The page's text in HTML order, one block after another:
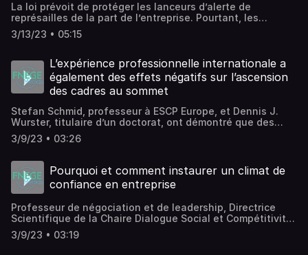
La loi prévoit de protéger les lanceurs d’alerte de
représailles de la part de l’entreprise. Pourtant, les
professionnels préfèrent généralement partager le secret
dans leur espace de proximité : alerter est perçu comme
qualité de leurs relations avec les parties prenantes. Le
lancement d’alerte s’avère délicat mais il est désormais
encadré et protégé par les extensions de la loi Sapin II.
3/13/23 • 05:15
L’expérience professionnelle internationale a
également des effets négatifs sur l’ascension
des cadres au sommet
Stefan Schmid, professeur à ESCP Europe, et Dennis J.
Wurster, titulaire d’un doctorat, ont démontré que des
intérêts contradictoires existent entre les hauts
potentiels qui envisagent une carrière internationale et
repenser les politiques mises en place.
3/9/23 • 03:26
Pourquoi et comment instaurer un climat de
confiance en entreprise
Professeur de négociation et de leadership, Directrice
Scientifique de la Chaire Dialogue Social et Compétitivité
des Entreprises, et Directrice Académique du MBA in
International Management de ESCP Europe, Maria
3/9/23 • 03:19